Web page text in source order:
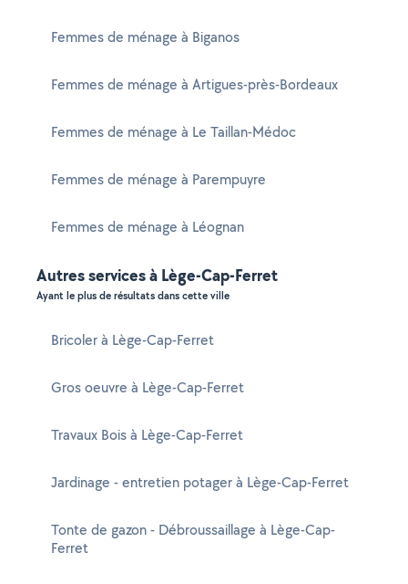
Femmes de ménage à Biganos
Femmes de ménage à Artigues-près-Bordeaux
Femmes de ménage à Le Taillan-Médoc
Femmes de ménage à Parempuyre
Femmes de ménage à Léognan
Autres services à Lège-Cap-Ferret
Ayant le plus de résultats dans cette ville
Bricoler à Lège-Cap-Ferret
Gros oeuvre à Lège-Cap-Ferret
Travaux Bois à Lège-Cap-Ferret
Jardinage - entretien potager à Lège-Cap-Ferret
Tonte de gazon - Débroussaillage à Lège-Cap-
Ferret